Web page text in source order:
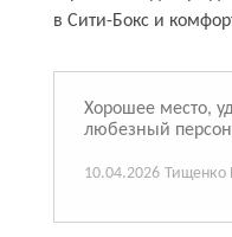
в Сити-Бокс и
Хорошее место,
любезный
10.04.2026 Тищенко